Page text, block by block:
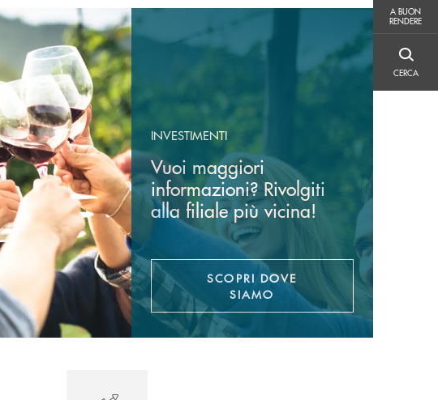
A BUON
RENDERE
A BUON RENDERE
CERCA
CERCA
INVESTIMENTI
Vuoi maggiori
informazioni? Rivolgiti
alla filiale più vicina!
SCOPRI DOVE
SIAMO